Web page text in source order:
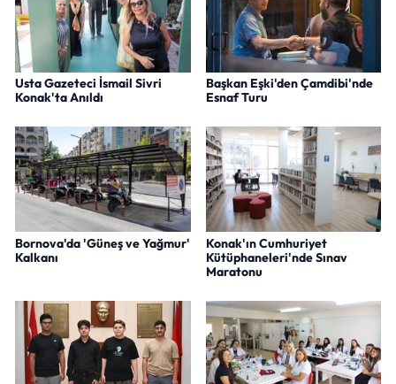
Usta Gazeteci İsmail Sivri
Konak'ta Anıldı
Başkan Eşki'den Çamdibi'nde
Esnaf Turu
Bornova'da 'Güneş ve Yağmur'
Kalkanı
Konak'ın Cumhuriyet
Kütüphaneleri'nde Sınav
Maratonu